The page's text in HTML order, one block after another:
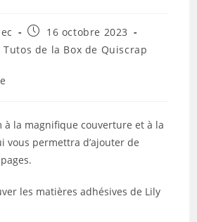
Publication
publiée :
16 octobre 2023
Tutos de la Box de Quiscrap
la magnifique couverture et à la
vous permettra d’ajouter de
les matières adhésives de Lily